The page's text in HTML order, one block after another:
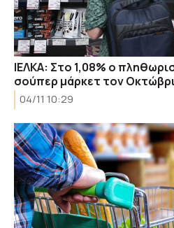
ΙΕΛΚΑ: Στο 1,08% ο
σούπερ μάρκετ τον
04/11 10:29